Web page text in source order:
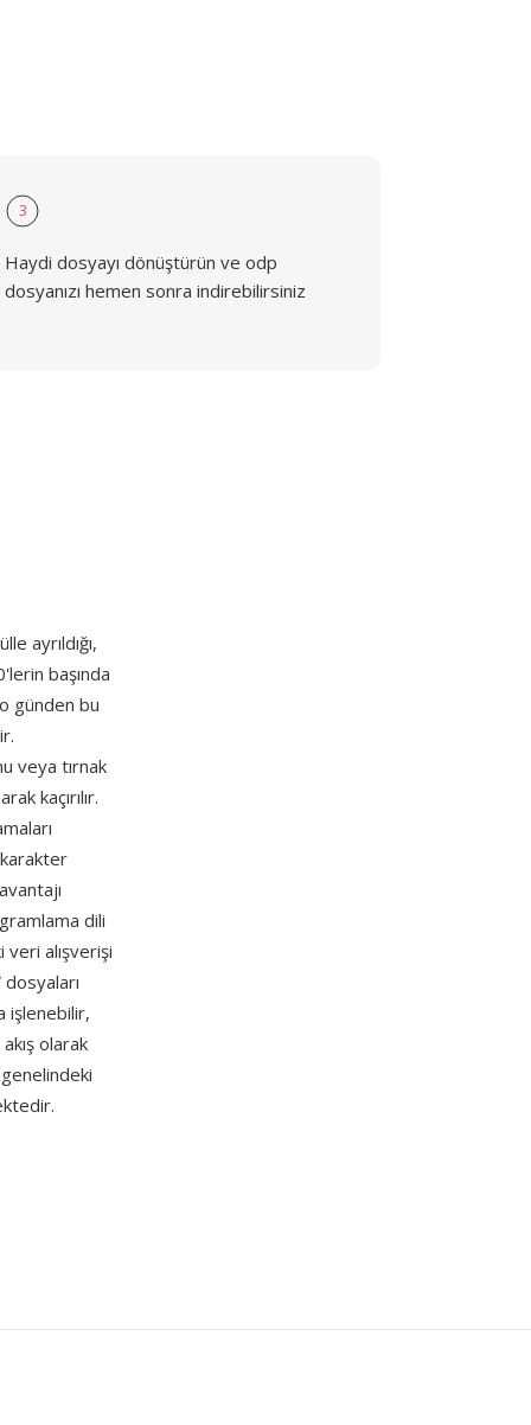
3
Haydi dosyayı dönüştürün ve odp
dosyanızı hemen sonra indirebilirsiniz
ayrıldığı,
başında
günden bu
veya tırnak
kaçırılır.
karakter
dili
alışverişi
işlenebilir,
olarak